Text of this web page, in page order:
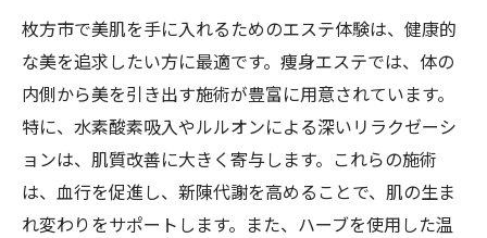
枚方市で美肌を手に入れるためのエステ体験は、健康的
な美を追求したい方に最適です。痩身エステでは、体の
内側から美を引き出す施術が豊富に用意されています。
特に、水素酸素吸入やルルオンによる深いリラクゼーシ
ョンは、肌質改善に大きく寄与します。これらの施術
は、血行を促進し、新陳代謝を高めることで、肌の生ま
れ変わりをサポートします。また、ハーブを使用した温